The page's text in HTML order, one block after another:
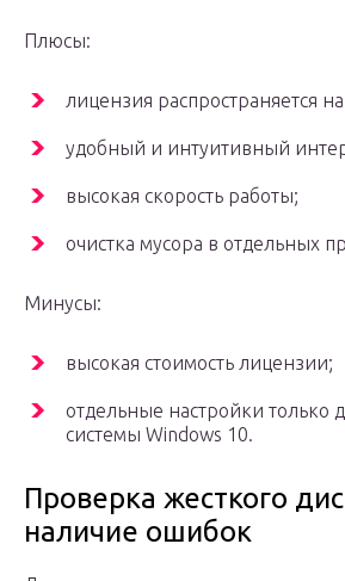
Плюсы:
лицензия распространяется
удобный и интуитивный
высокая скорость работы;
очистка мусора в отдельных
Минусы:
высокая стоимость лицензии;
отдельные настройки только
системы Windows 10.
Проверка жесткого
наличие ошибок